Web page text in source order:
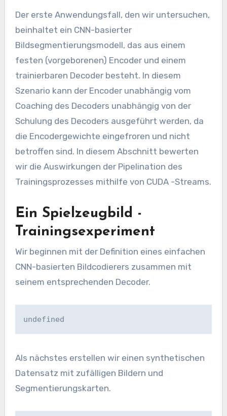
Der erste Anwendungsfall, den wir untersuchen,
beinhaltet ein CNN-basierter
Bildsegmentierungsmodell, das aus einem
festen (vorgeborenen) Encoder und einem
trainierbaren Decoder besteht. In diesem
Szenario kann der Encoder unabhängig vom
Coaching des Decoders unabhängig von der
Schulung des Decoders ausgeführt werden, da
die Encodergewichte eingefroren und nicht
betroffen sind. In diesem Abschnitt bewerten
wir die Auswirkungen der Pipelination des
Trainingsprozesses mithilfe von CUDA -Streams.
Ein Spielzeugbild -
Trainingsexperiment
Wir beginnen mit der Definition eines einfachen
CNN-basierten Bildcodierers zusammen mit
seinem entsprechenden Decoder.
undefined
Als nächstes erstellen wir einen synthetischen
Datensatz mit zufälligen Bildern und
Segmentierungskarten.